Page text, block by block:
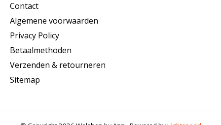
Contact
Algemene voorwaarden
Privacy Policy
Betaalmethoden
Verzenden & retourneren
Sitemap